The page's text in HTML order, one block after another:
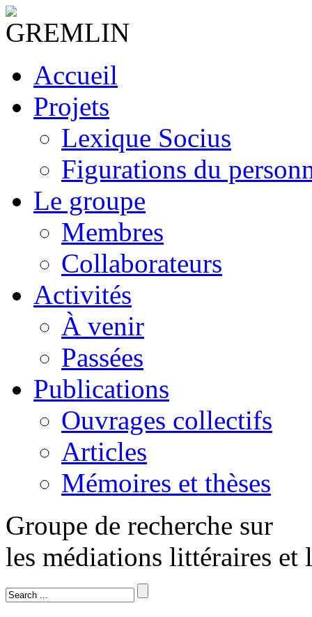
Accueil
Projets
Lexique Socius
Figurations du
Le groupe
Membres
Collaborateurs
Activités
À venir
Passées
Publications
Ouvrages collectifs
Articles
Mémoires et thèses
Groupe de recherche sur
les médiations littéraires et